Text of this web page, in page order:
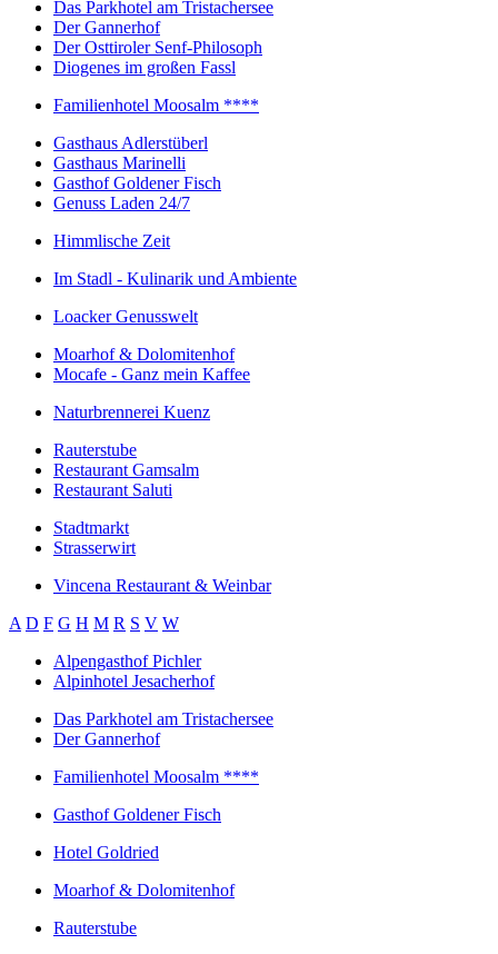
Das Parkhotel am Tristachersee
Der Gannerhof
Der Osttiroler Senf-Philosoph
Diogenes im großen Fassl
Familienhotel Moosalm ****
Gasthaus Adlerstüberl
Gasthaus Marinelli
Gasthof Goldener Fisch
Genuss Laden 24/7
Himmlische Zeit
Im Stadl - Kulinarik und Ambiente
Loacker Genusswelt
Moarhof & Dolomitenhof
Mocafe - Ganz mein Kaffee
Naturbrennerei Kuenz
Rauterstube
Restaurant Gamsalm
Restaurant Saluti
Stadtmarkt
Strasserwirt
Vincena Restaurant & Weinbar
A D F G H M R S V W
Alpengasthof Pichler
Alpinhotel Jesacherhof
Das Parkhotel am Tristachersee
Der Gannerhof
Familienhotel Moosalm ****
Gasthof Goldener Fisch
Hotel Goldried
Moarhof & Dolomitenhof
Rauterstube